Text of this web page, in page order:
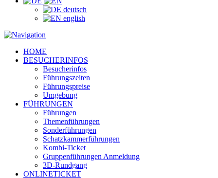
deutsch
english
HOME
BESUCHERINFOS
Besucherinfos
Führungszeiten
Führungspreise
Umgebung
FÜHRUNGEN
Führungen
Themenführungen
Sonderführungen
Schatzkammerführungen
Kombi-Ticket
Gruppenführungen Anmeldung
3D-Rundgang
ONLINETICKET